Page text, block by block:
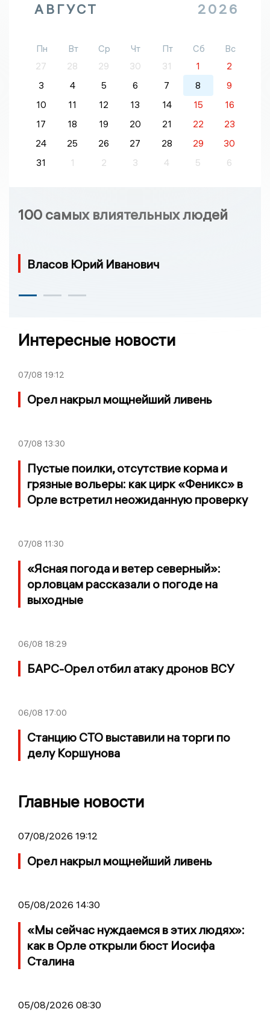
АВГУСТ 2026
Пн Вт Ср Чт Пт Сб
Вс
27
28 29 30 31 1
2
3
4 5 6 7 8
9
10
11 12 13 14 15
16
17
18 19 20 21 22
23
24
25 26 27 28 29
30
31
1 2 3 4 5 6
100 самых влиятельных людей
Власов Юрий Иванович
Интересные новости
07/08 19:12
Орел накрыл мощнейший ливень
07/08 13:30
Пустые поилки, отсутствие корма и
грязные вольеры: как цирк «Феникс» в
Орле встретил неожиданную проверку
07/08 11:30
«Ясная погода и ветер северный»:
орловцам рассказали о погоде на
выходные
06/08 18:29
БАРС-Орел отбил атаку дронов ВСУ
06/08 17:00
Станцию СТО выставили на торги по
делу Коршунова
Главные новости
07/08/2026 19:12
Орел накрыл мощнейший ливень
05/08/2026 14:30
«Мы сейчас нуждаемся в этих людях»:
как в Орле открыли бюст Иосифа
Сталина
05/08/2026 08:30